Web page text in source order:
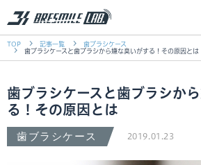
TOP 記事一覧
歯ブラシケース
歯ブラシケースと歯ブラシから嫌な臭いがする！その原因とは
歯ブラシケースと歯ブラシか
る！その原因とは
歯ブラシケース 2019.01.23